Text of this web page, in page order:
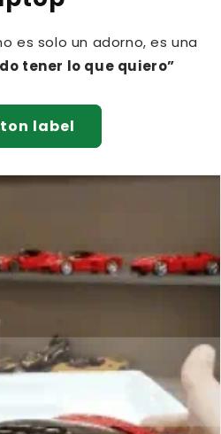
es solo un adorno, es una
tener lo que quiero”
label